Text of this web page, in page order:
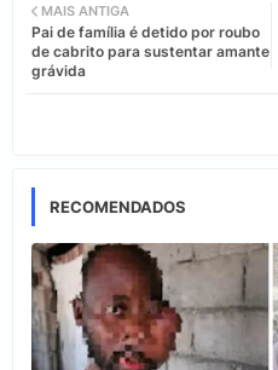
tter
MAIS ANTIGA
Pai de família é detido por roubo
de cabrito para sustentar amante
grávida
RECOMENDADOS